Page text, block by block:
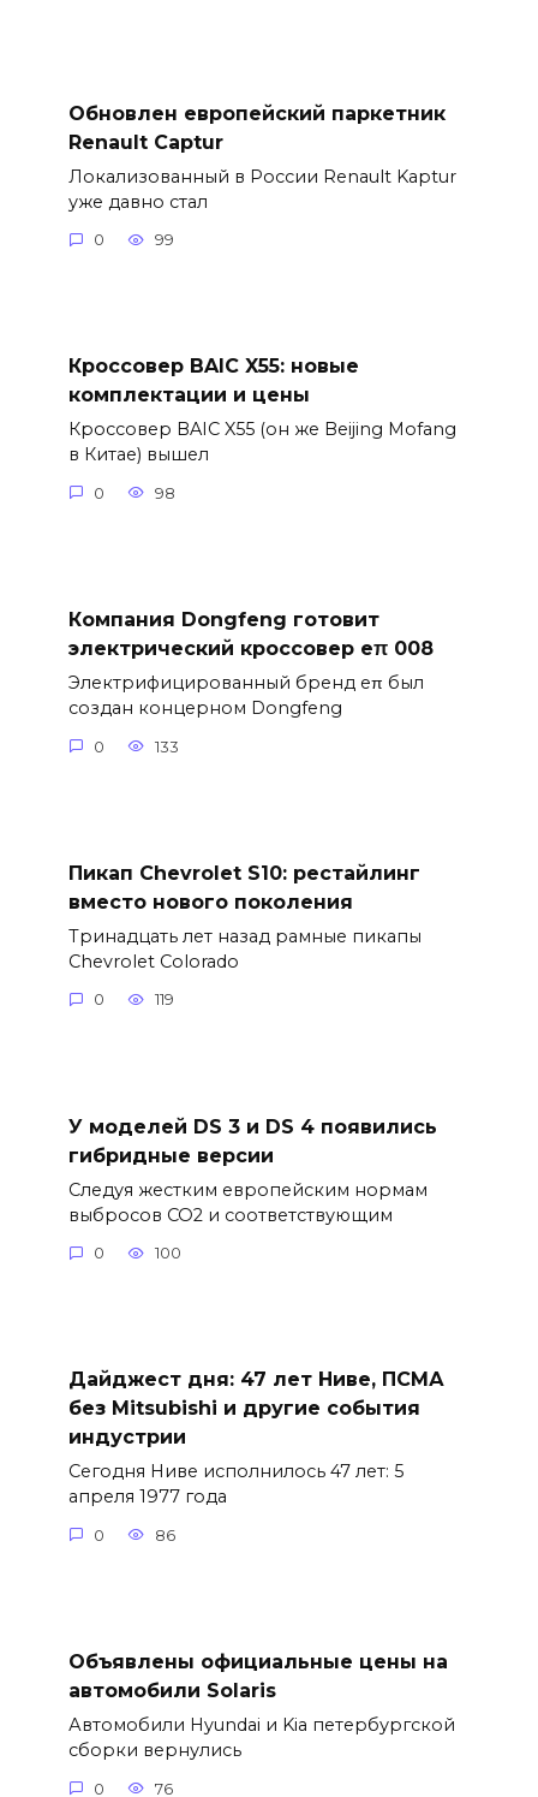
Обновлен европейский паркетник
Renault Captur
Локализованный в России Renault Kaptur
уже давно стал
0 99
Кроссовер BAIC X55: новые
комплектации и цены
Кроссовер BAIC X55 (он же Beijing Mofang
в Китае) вышел
0 98
Компания Dongfeng готовит
электрический кроссовер eπ 008
Электрифицированный бренд eπ был
создан концерном Dongfeng
0 133
Пикап Chevrolet S10: рестайлинг
вместо нового поколения
Тринадцать лет назад рамные пикапы
Chevrolet Colorado
0 119
У моделей DS 3 и DS 4 появились
гибридные версии
Следуя жестким европейским нормам
выбросов CO2 и соответствующим
0 100
Дайджест дня: 47 лет Ниве, ПСМА
без Mitsubishi и другие события
индустрии
Сегодня Ниве исполнилось 47 лет: 5
апреля 1977 года
0 86
Объявлены официальные цены на
автомобили Solaris
Автомобили Hyundai и Kia петербургской
сборки вернулись
0 76